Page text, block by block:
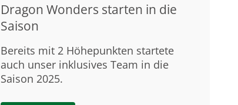
Dragon Wonders starten in die
Saison
Bereits mit 2 Höhepunkten startete
auch unser inklusives Team in die
Saison 2025.